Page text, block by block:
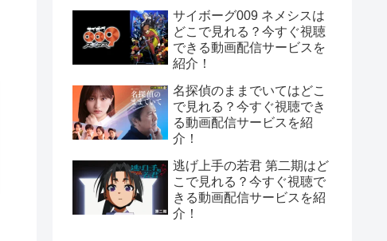
サイボーグ009 ネメシスは
どこで見れる？今すぐ視聴
できる動画配信サービスを
紹介！
名探偵のままでいてはどこ
で見れる？今すぐ視聴でき
る動画配信サービスを紹
介！
逃げ上手の若君 第二期はど
こで見れる？今すぐ視聴で
きる動画配信サービスを紹
介！